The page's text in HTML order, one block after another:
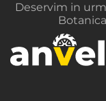
Deservim in